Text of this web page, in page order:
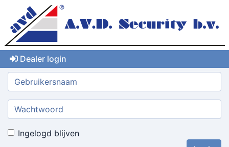
Dealer login
Gebruikersnaam:
Wachtwoord:
Ingelogd blijven